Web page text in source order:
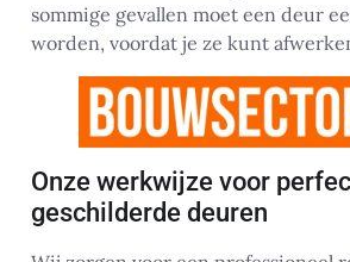
sommige gevallen moet een deur
worden, voordat je ze kunt
Onze werkwijze voor
geschilderde deuren